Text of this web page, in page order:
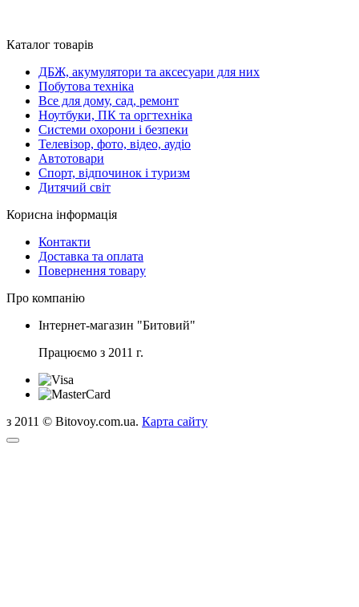
Каталог товарів
ДБЖ, акумулятори та аксесуари для них
Побутова техніка
Все для дому, сад, ремонт
Ноутбуки, ПК та оргтехніка
Системи охорони і безпеки
Телевізор, фото, відео, аудіо
Автотовари
Спорт, відпочинок і туризм
Дитячий світ
Корисна інформація
Контакти
Доставка та оплата
Повернення товару
Про компанію
Інтернет-магазин "Битовий"
Працюємо з 2011 г.
з 2011 © Bitovoy.com.ua. Карта сайту